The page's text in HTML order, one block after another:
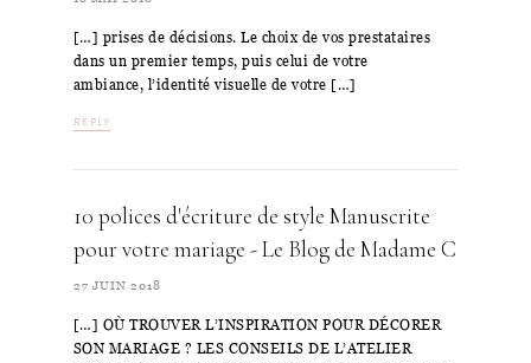
[…] prises de décisions. Le choix de vos prestataires
dans un premier temps, puis celui de votre
ambiance, l’identité visuelle de votre […]
REPLY
10 polices d'écriture de style Manuscrite
pour votre mariage - Le Blog de Madame C
27 JUIN 2018
[…] OÙ TROUVER L’INSPIRATION POUR DÉCORER
SON MARIAGE ? LES CONSEILS DE L’ATELIER